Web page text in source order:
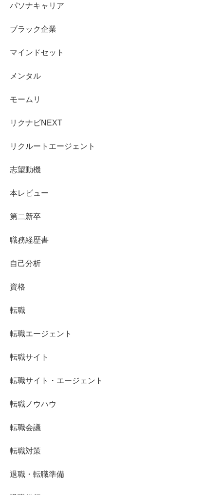
パソナキャリア
ブラック企業
マインドセット
メンタル
モームリ
リクナビNEXT
リクルートエージェント
志望動機
本レビュー
第二新卒
職務経歴書
自己分析
資格
転職
転職エージェント
転職サイト
転職サイト・エージェント
転職ノウハウ
転職会議
転職対策
退職・転職準備